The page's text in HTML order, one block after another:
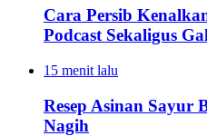
Cara Persib
Podcast Sekaligus
15 menit lalu
Resep Asinan Sayur
Nagih